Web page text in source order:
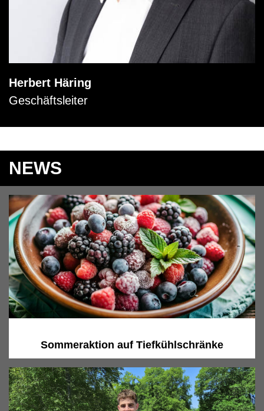
Herbert Häring
Geschäftsleiter
NEWS
Sommeraktion auf Tiefkühlschränke